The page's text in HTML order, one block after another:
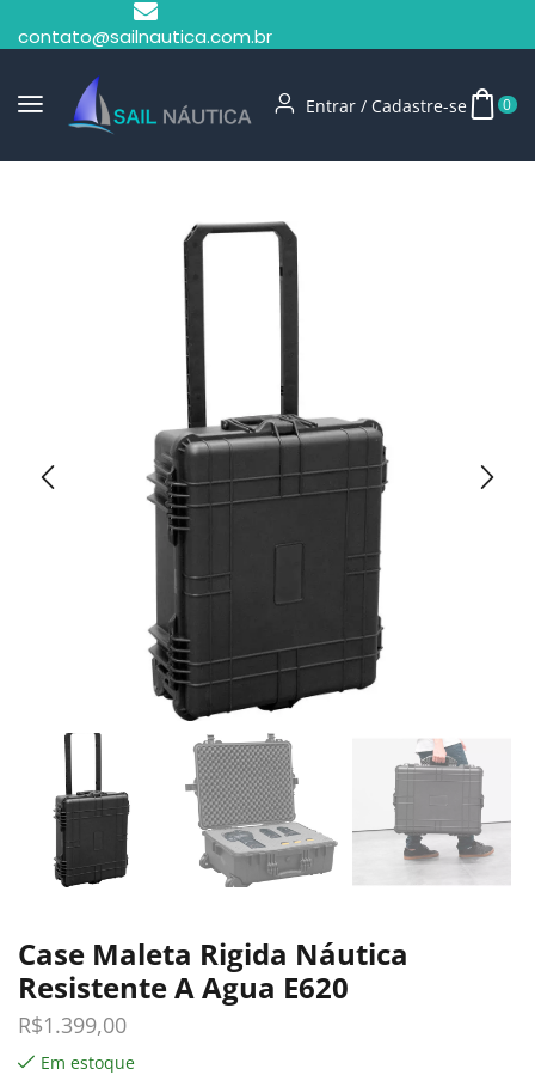
contato@sailnautica.com.br
Entrar / Cadastre-se 0
Case Maleta Rigida Náutica
Resistente A Agua E620
R$1.399,00
Em estoque